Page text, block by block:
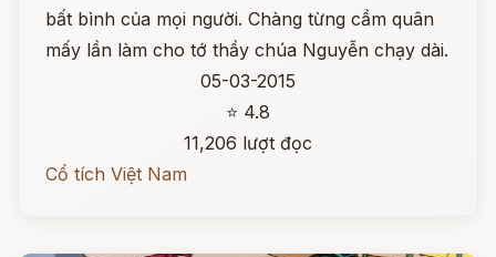
bất bình của mọi người. Chàng từng cầm quân
mấy lần làm cho tớ thầy chúa Nguyễn chạy dài.
05-03-2015
⭐ 4.8
11,206 lượt đọc
Cổ tích Việt Nam